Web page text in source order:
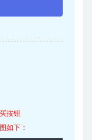
按钮
如下：